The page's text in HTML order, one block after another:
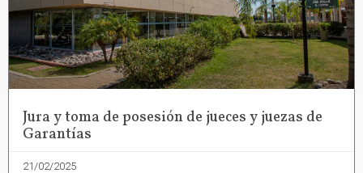
Jura y toma de posesión de jueces y juezas de
Garantías
21/02/2025